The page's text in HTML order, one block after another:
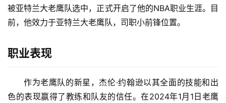
首
被亚特兰大老鹰队选中，正式开启了他的NBA职业生涯。目
前，他效力于亚特兰大老鹰队，司职小前锋位置。
职业表现
作为老鹰队的新星，杰伦·约翰逊以其全面的技能和出
色的表现赢得了教练和队友的信任。在2024年1月1日老鹰